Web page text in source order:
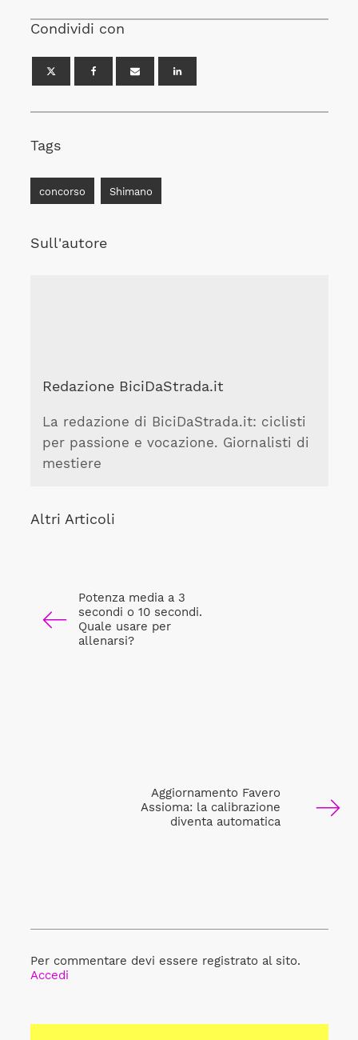
Condividi con
Tags
concorso Shimano
Sull'autore
Redazione BiciDaStrada.it
La redazione di BiciDaStrada.it: ciclisti
per passione e vocazione. Giornalisti di
mestiere
Altri Articoli
Potenza media a 3
secondi o 10 secondi.
Quale usare per
allenarsi?
Aggiornamento Favero
Assioma: la calibrazione
diventa automatica
Per commentare devi essere registrato al sito.
Accedi